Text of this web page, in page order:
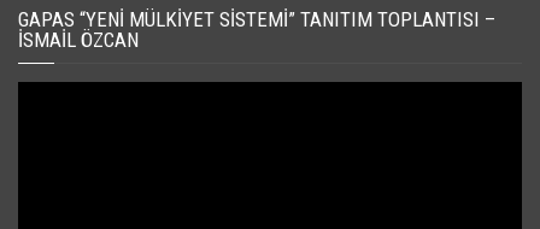
GAPAS “YENI MÜLKIYET SISTEMI” TANITIM TOPLANTISI –
İSMAIL ÖZCAN